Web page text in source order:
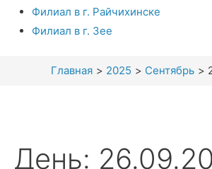
Филиал в г. Райчихинске
Филиал в г. Зее
Главная 2025 Сентябрь
День: